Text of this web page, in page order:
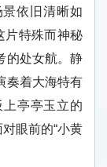
依旧清晰如
片特殊而神秘
的处女航。静
奏着大海特有
亭亭玉立的
眼前的“小黄